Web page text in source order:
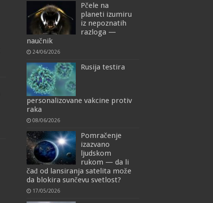
Pčele na
planeti izumiru
iz nepoznatih
razloga —
naučnik
24/06/2026
Rusija testira
personalizovane vakcine protiv
raka
08/06/2026
Pomračenje
izazvano
ljudskom
rukom — da li
čađ od lansiranja satelita može
da blokira sunčevu svetlost?
17/05/2026